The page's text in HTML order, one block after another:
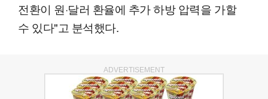
전환이 원·달러 환율에 추가 하방 압력을 가할
수 있다"고 분석했다.
ADVERTISEMENT